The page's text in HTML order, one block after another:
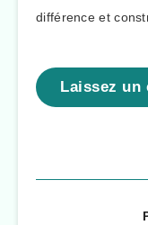
différence et
Laissez un